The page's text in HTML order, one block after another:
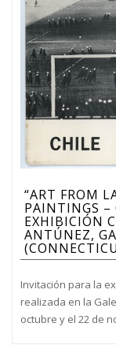
“ART FROM
PAINTINGS –
EXHIBICIÓN
ANTÚNEZ,
Invitación para la
realizada en la
octubre y el 22 de